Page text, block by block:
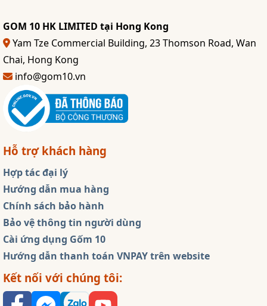
GOM 10 HK LIMITED tại Hong Kong
Yam Tze Commercial Building, 23 Thomson Road, Wan
Chai, Hong Kong
info@gom10.vn
Hỗ trợ khách hàng
Hợp tác đại lý
Hướng dẫn mua hàng
Chính sách bảo hành
Bảo vệ thông tin người dùng
Cài ứng dụng Gốm 10
Hướng dẫn thanh toán VNPAY trên website
Kết nối với chúng tôi: